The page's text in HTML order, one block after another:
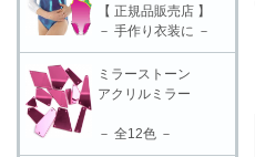
【 正規品販売店 】
－ 手作り衣装に －
ミラーストーン
アクリルミラー
－ 全12色 －